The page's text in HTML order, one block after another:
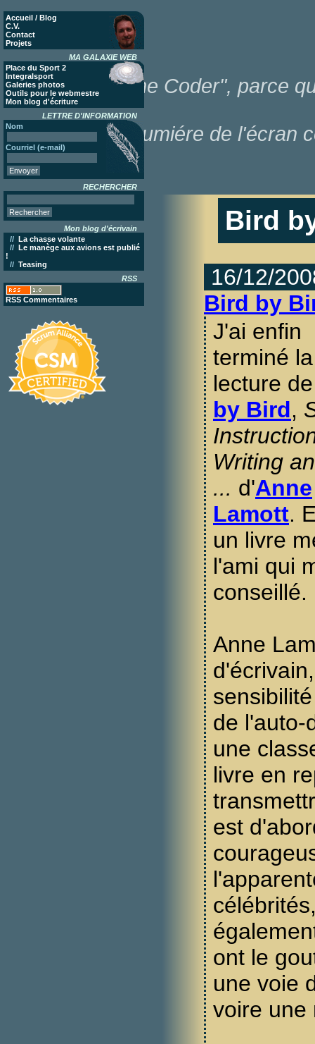
Accueil / Blog
C.V.
Contact
Projets
MA GALAXIE WEB
Place du Sport 2
Integralsport
Galeries photos
Outils pour le webmestre
Mon blog d'écriture
LETTRE D'INFORMATION
Nom
Courriel (e-mail)
RECHERCHER
Mon blog d'écrivain
// La chasse volante
// Le manège aux avions est publié
!
// Teasing
RSS
RSS Commentaires
"Poor Lonesome Coder", parce
dans la lumiére de l'écran
Bird
16/12/
Bird by
J'ai enfin
terminé la
lecture
by Bird,
Writing
... d'Anne
Lamott.
un livre
l'ami qui
conseillé.
Anne
de l'auto-
une
livre en
est
ont le
une voie
voire une